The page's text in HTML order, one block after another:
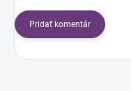
Pridať komentár